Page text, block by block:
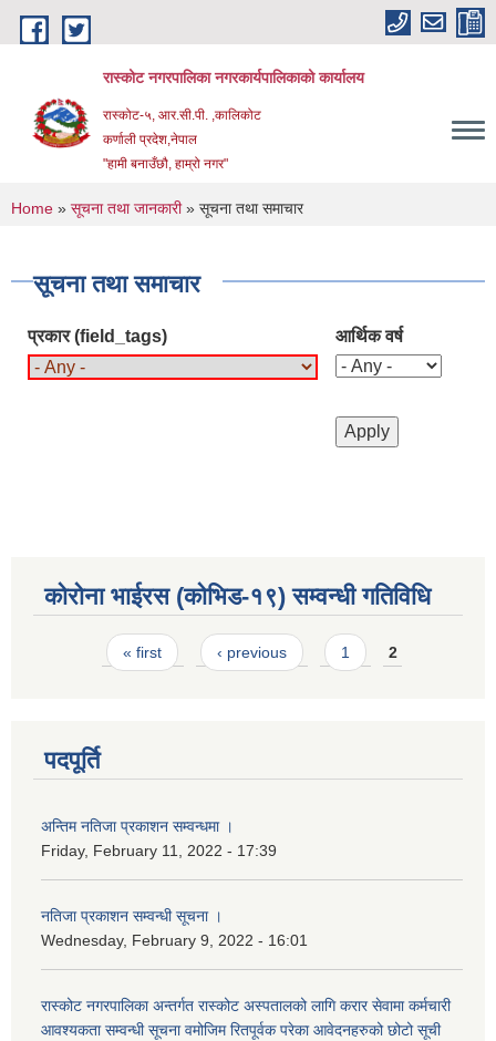
Skip to main content
रास्कोट नगरपालिका नगरकार्यपालिकाको कार्यालय
रास्कोट-५, आर.सी.पी. ,कालिकोट
कर्णाली प्रदेश,नेपाल
"हामी बनाउँछौ, हाम्रो नगर"
You are here
Home » सूचना तथा जानकारी» सूचना तथा समाचार
सूचना तथा समाचार
प्रकार (field_tags) आर्थिक वर्ष
कोरोना भाईरस (कोभिड-१९) सम्वन्धी गतिविधि
Pages« first ‹ previous 1 2
पदपूर्ति
अन्तिम नतिजा प्रकाशन सम्वन्धमा ।
Friday, February 11, 2022 - 17:39
नतिजा प्रकाशन सम्वन्धी सूचना ।
Wednesday, February 9, 2022 - 16:01
रास्कोट नगरपालिका अन्तर्गत रास्कोट अस्पतालको लागि करार सेवामा कर्मचारी
आवश्यकता सम्वन्धी सूचना वमोजिम रितपूर्वक परेका आवेदनहरुको छोटो सूची